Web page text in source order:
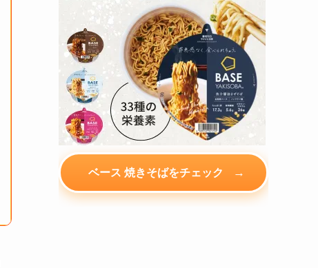
ベース 焼きそばをチェック →